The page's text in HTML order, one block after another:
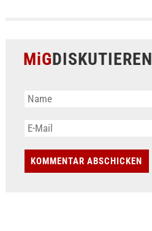
MiGDISKUTIEREN